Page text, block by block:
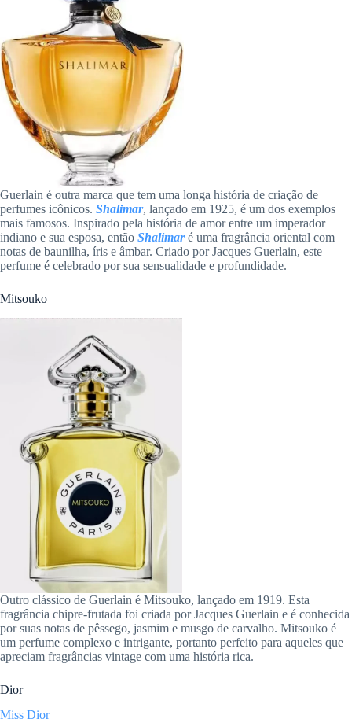
Guerlain é outra marca que tem uma longa história de criação de
perfumes icônicos. Shalimar, lançado em 1925, é um dos exemplos
mais famosos. Inspirado pela história de amor entre um imperador
indiano e sua esposa, então Shalimaré uma fragrância oriental com
notas de baunilha, íris e âmbar. Criado por Jacques Guerlain, este
perfume é celebrado por sua sensualidade e profundidade.
Mitsouko
Outro clássico de Guerlain é Mitsouko, lançado em 1919. Esta
fragrância chipre-frutada foi criada por Jacques Guerlain e é conhecida
por suas notas de pêssego, jasmim e musgo de carvalho. Mitsouko é
um perfume complexo e intrigante, portanto perfeito para aqueles que
apreciam fragrâncias vintage com uma história rica.
Dior
Miss Dior